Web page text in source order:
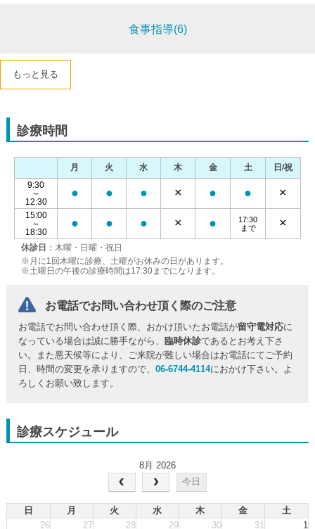
食事指導(6)
もっと見る
診療時間
休診日 ：木曜・日曜・祝日
※月に1回木曜に診療、土曜がお休みの日があります。
※土曜日の午後の診療時間は17:30までになります。
月 火 水 木 金 土
日/祝
9:30
～
12:30
● ● ● × ● ● ×
15:00
～
18:30
● ● ● × ●
17:30
まで
×
お電話でお問い合わせ頂く際のご注意
お電話でお問い合わせ頂く際、おかけ頂いたお電話が留守電対応に
なっている場合は誠に勝手ながら、
臨時休診であるとお考え下さ
い。また悪天候等により、ご来院が難しい場合はお電話にてご予約
日、時間の変更を承りますので、06-6744-4114におかけ下さい。よ
ろしくお願い致します。
診療スケジュール
8月 2026
今日
日 月 火 水 木 金
土
26
27 28 29 30 31 1